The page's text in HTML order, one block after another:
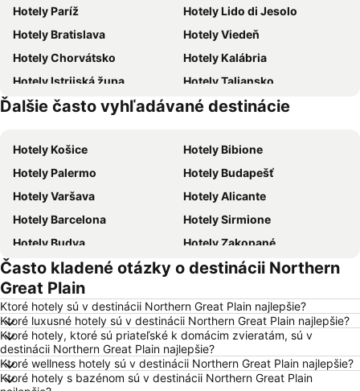
Hotely Paríž
Hotely Lido di Jesolo
Hotely Bratislava
Hotely Viedeň
Hotely Chorvátsko
Hotely Kalábria
Hotely Istrijská župa
Hotely Taliansko
Hotely Malorka
Hotely Malta
Ďalšie často vyhľadávané destinácie
Hotely Košice
Hotely Bibione
Hotely Palermo
Hotely Budapešť
Hotely Varšava
Hotely Alicante
Hotely Barcelona
Hotely Sirmione
Hotely Budva
Hotely Zakopané
Hotely Naples
Hotely Crikvenica
Hotely Vysoké Tatry
Hotely Gdansk
Hotely Nice
Hotely Tropea
Hotely Berlín
Hotely Lignano Sabbiadoro
Hotely Slovensko
Hotely Slovinsko
Hotely Ostrov Mykonos
Často kladené otázky o destinácii Northern
Great Plain
Ktoré hotely sú v destinácii Northern Great Plain najlepšie?
Ktoré luxusné hotely sú v destinácii Northern Great Plain najlepšie?
Ktoré hotely, ktoré sú priateľské k domácim zvieratám, sú v
destinácii Northern Great Plain najlepšie?
Ktoré wellness hotely sú v destinácii Northern Great Plain najlepšie?
Ktoré hotely s bazénom sú v destinácii Northern Great Plain